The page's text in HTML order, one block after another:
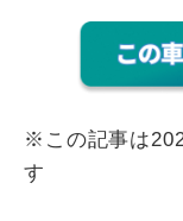
※この記事は
す